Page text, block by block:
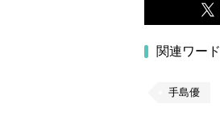
関連ワード
手島優